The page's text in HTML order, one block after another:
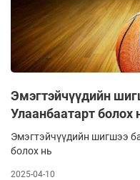
Эмэгтэйчүүдийн
Улаанбаатарт болох
Эмэгтэйчүүдийн шигшээ
болох нь
2025-04-10